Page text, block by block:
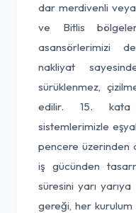
dar merdivenli
ve Bitlis
asansörlerimizi
nakliyat
sürüklenmez,
edilir. 15. kata
sistemlerimizle
pencere üzerinden
iş gücünden
süresini yarı
gereği, her kurulum